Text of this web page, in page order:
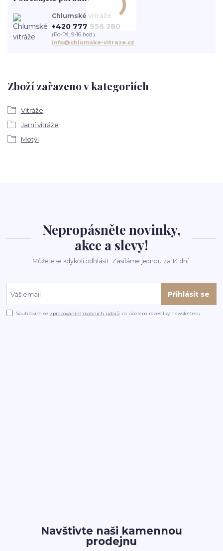
Zboží zařazeno v kategoriích
Vitráže
Jarní vitráže
Motýl
Chlumské vitráže
+420 777 956 280
(Po-Pá, 9-16 hod.)
info@chlumske-vitraze.cz
Nepropásněte novinky,
akce a slevy!
Můžete se kdykoli odhlásit. Zasíláme jednou za 14 dní.
Přihlásit se
Souhlasím se zpracováním osobních údajů za účelem rozesílky newsletteru.
Navštivte naši kamennou
prodejnu